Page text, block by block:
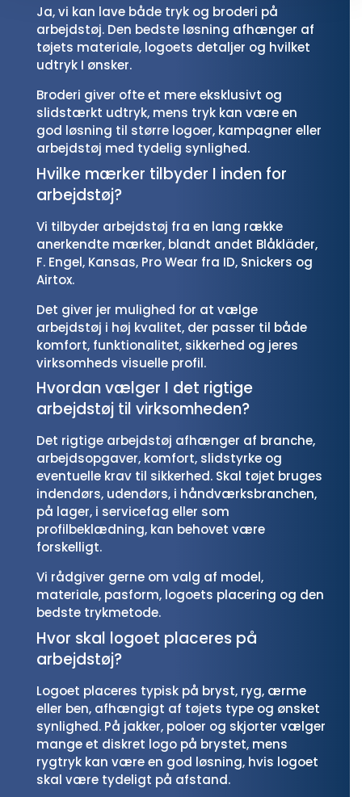
Ja, vi kan lave både tryk og broderi på
arbejdstøj. Den bedste løsning afhænger af
tøjets materiale, logoets detaljer og hvilket
udtryk I ønsker.
Broderi giver ofte et mere eksklusivt og
slidstærkt udtryk, mens tryk kan være en
god løsning til større logoer, kampagner eller
arbejdstøj med tydelig synlighed.
Hvilke mærker tilbyder I inden for
arbejdstøj?
Vi tilbyder arbejdstøj fra en lang række
anerkendte mærker, blandt andet Blåkläder,
F. Engel, Kansas, Pro Wear fra ID, Snickers og
Airtox.
Det giver jer mulighed for at vælge
arbejdstøj i høj kvalitet, der passer til både
komfort, funktionalitet, sikkerhed og jeres
virksomheds visuelle profil.
Hvordan vælger I det rigtige
arbejdstøj til virksomheden?
Det rigtige arbejdstøj afhænger af branche,
arbejdsopgaver, komfort, slidstyrke og
eventuelle krav til sikkerhed. Skal tøjet bruges
indendørs, udendørs, i håndværksbranchen,
på lager, i servicefag eller som
profilbeklædning, kan behovet være
forskelligt.
Vi rådgiver gerne om valg af model,
materiale, pasform, logoets placering og den
bedste trykmetode.
Hvor skal logoet placeres på
arbejdstøj?
Logoet placeres typisk på bryst, ryg, ærme
eller ben, afhængigt af tøjets type og ønsket
synlighed. På jakker, poloer og skjorter vælger
mange et diskret logo på brystet, mens
rygtryk kan være en god løsning, hvis logoet
skal være tydeligt på afstand.